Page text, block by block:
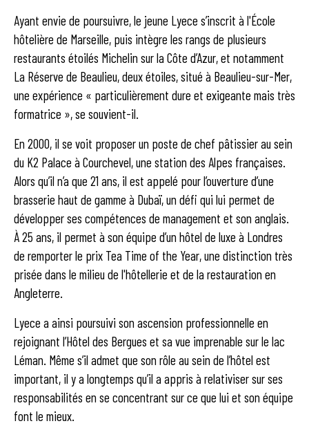
Ayant envie de poursuivre, le jeune Lyece s’inscrit à l'École
hôtelière de Marseille, puis intègre les rangs de plusieurs
restaurants étoilés Michelin sur la Côte d’Azur, et notamment
La Réserve de Beaulieu, deux étoiles, situé à Beaulieu-sur-Mer,
une expérience « particulièrement dure et exigeante mais très
formatrice », se souvient-il.
En 2000, il se voit proposer un poste de chef pâtissier au sein
du K2 Palace à Courchevel, une station des Alpes françaises.
Alors qu’il n’a que 21 ans, il est appelé pour l’ouverture d’une
brasserie haut de gamme à Dubaï, un défi qui lui permet de
développer ses compétences de management et son anglais.
À 25 ans, il permet à son équipe d’un hôtel de luxe à Londres
de remporter le prix Tea Time of the Year, une distinction très
prisée dans le milieu de l'hôtellerie et de la restauration en
Angleterre.
Lyece a ainsi poursuivi son ascension professionnelle en
rejoignant l’Hôtel des Bergues et sa vue imprenable sur le lac
Léman. Même s’il admet que son rôle au sein de l’hôtel est
important, il y a longtemps qu’il a appris à relativiser sur ses
responsabilités en se concentrant sur ce que lui et son équipe
font le mieux.